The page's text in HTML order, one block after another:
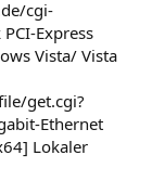
cgi-
Express
Vista/ Vista
get.cgi?
Ethernet
Lokaler